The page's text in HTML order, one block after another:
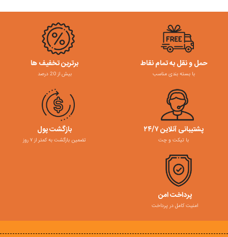
حمل و نقل به تمام نقاط
با بسته بندی مناسب
برترین تخفیف ها
بیش از 20 درصد
پشتیبانی آنلاین ۲۴/۷
با تیکت و چت
بازگشت پول
تضمین بازگشت به کمتر از ۷ روز
پرداخت امن
امنیت کامل در پرداخت